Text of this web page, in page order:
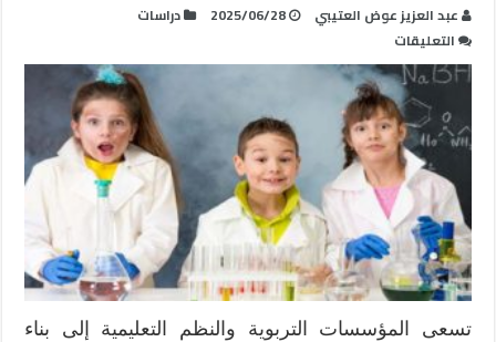
عبد العزيز عوض العتيبي 2025/06/28
دراسات
التعليقات
الوعي
البيئي
ومداخل
تضمين
القضايا
البيئية
في
مناهج
العلوم
الطبيعية
مغلقة
تسعى المؤسسات التربوية والنظم التعليمية إلى بناء